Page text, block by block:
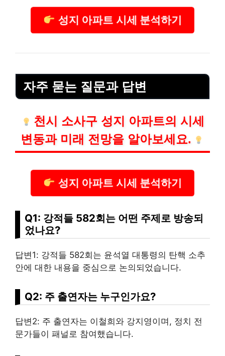
성지 아파트 시세 분석하기
자주 묻는 질문과 답변
천시 소사구 성지 아파트의 시세
변동과 미래 전망을 알아보세요.
성지 아파트 시세 분석하기
Q1: 강적들 582회는 어떤 주제로 방송되
었나요?
답변1: 강적들 582회는 윤석열 대통령의 탄핵 소추
안에 대한 내용을 중심으로 논의되었습니다.
Q2: 주 출연자는 누구인가요?
답변2: 주 출연자는 이철희와 강지영이며, 정치 전
문가들이 패널로 참여했습니다.